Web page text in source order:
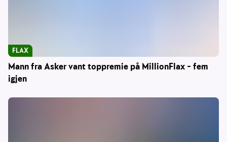
Mann fra Asker vant toppremie på MillionFlax – fem
igjen
FLAX